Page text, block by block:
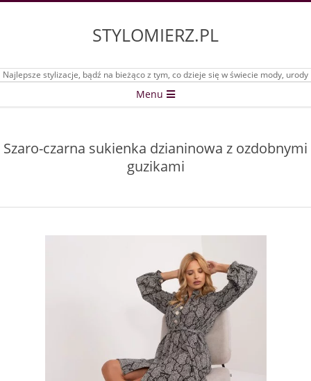
STYLOMIERZ.PL
Najlepsze stylizacje, bądź na bieżąco z tym, co dzieje się w świecie mody, urody
Menu
Szaro-czarna sukienka dzianinowa z ozdobnymi
guzikami